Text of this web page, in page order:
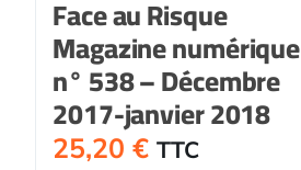
Face au Risque
Magazine numérique
n° 538 – Décembre
2017-janvier 2018
25,20 € TTC